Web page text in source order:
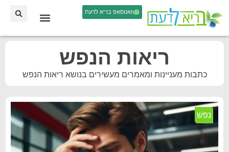
וואטסאפ בריא לדעת
ריאות הנפש
כתבות מעניינות ומאמרים מעשירים בנושא ריאות הנפש
נפש